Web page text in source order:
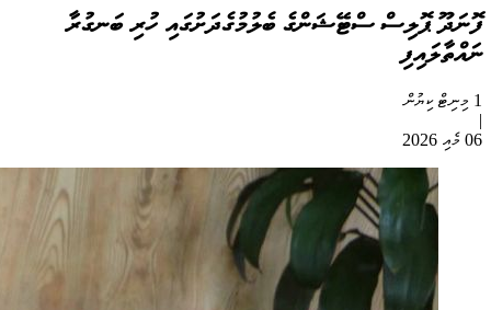
ފޮނަދޫ ޕޮލިސް ސްޓޭޝަންގެ ބެލުމުގެދަށުގައި ހުރި ބަނގުރާ
ނައްތާލައިފި
1 މިނިޓް ކިޔުން
|
06 މެއި 2026